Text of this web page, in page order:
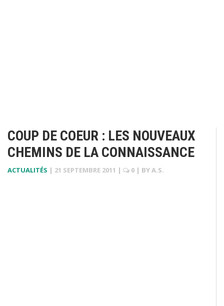
COUP DE COEUR : LES NOUVEAUX
CHEMINS DE LA CONNAISSANCE
ACTUALITÉS | 21 SEPTEMBRE 2011 | 0 | BYA.S.